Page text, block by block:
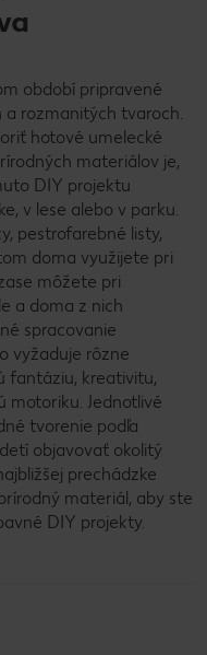
období pripravené
rozmanitých tvaroch.
hotové umelecké
materiálov je,
DIY projektu
v lese alebo v parku.
pestrofarebné listy,
doma využijete pri
môžete pri
a doma z nich
spracovanie
vyžaduje rôzne
fantáziu, kreativitu,
motoriku. Jednotlivé
tvorenie podľa
objavovať okolitý
prechádzke
materiál, aby ste
DIY projekty.